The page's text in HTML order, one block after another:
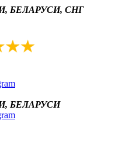
БЕЛАРУСИ, СНГ
БЕЛАРУСИ